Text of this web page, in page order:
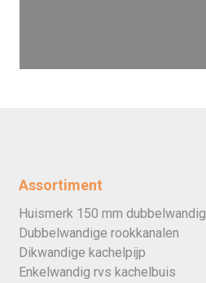
Assortiment
Huismerk 150 mm dubbelwandig
Dubbelwandige rookkanalen
Dikwandige kachelpijp
Enkelwandig rvs kachelbuis